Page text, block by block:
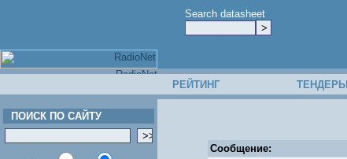
Search datasheet
РЕЙТИНГ ТЕНДЕРЫ
ПОИСК ПО САЙТУ
Сообщение: